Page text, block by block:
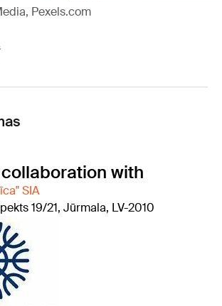
Pexels.com
with
SIA
19/21, Jūrmala, LV-2010